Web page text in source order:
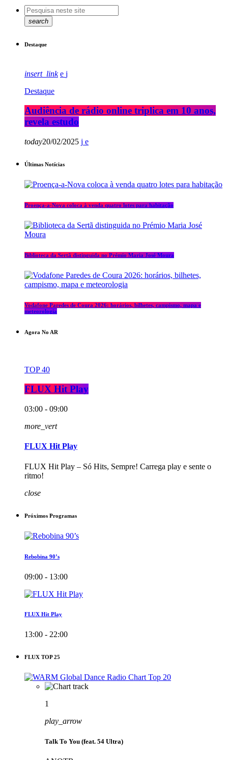
search
Destaque
insert_link
Destaque
Audiência de rádio online triplica em 10 anos,
revela estudo
today20/02/2025
Últimas Notícias
Proença-a-Nova coloca à venda quatro lotes para habitação
Biblioteca da Sertã distinguida no Prémio Maria José Moura
Vodafone Paredes de Coura 2026: horários, bilhetes, campismo, mapa e
meteorologia
Agora No AR
TOP 40
FLUX Hit Play
03:00 - 09:00
more_vert
FLUX Hit Play
FLUX Hit Play – Só Hits, Sempre! Carrega play e sente o
ritmo!
close
Próximos Programas
Rebobina 90’s
09:00 - 13:00
FLUX Hit Play
13:00 - 22:00
FLUX TOP 25
1
play_arrow
Talk To You (feat. 54 Ultra)